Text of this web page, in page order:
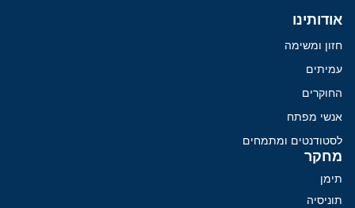
אודותינו
חזון ומשימה
עמיתים
החוקרים
אנשי מפתח
לסטודנטים ומתמחים
מחקר
תימן
תוניסיה